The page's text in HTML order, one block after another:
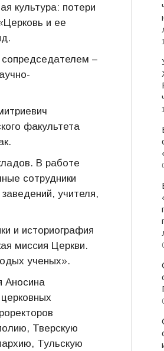
культура: потери
и ее
–
факультета
В работе
сотрудники
учителя,
и историография
миссия Церкви.
ученых».
Аносина
Тверскую
Тульскую